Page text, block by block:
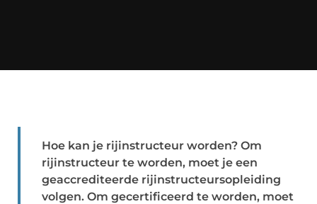
Hoe kan je rijinstructeur worden? Om
rijinstructeur te worden, moet je een
geaccrediteerde rijinstructeursopleiding
volgen. Om gecertificeerd te worden, moet